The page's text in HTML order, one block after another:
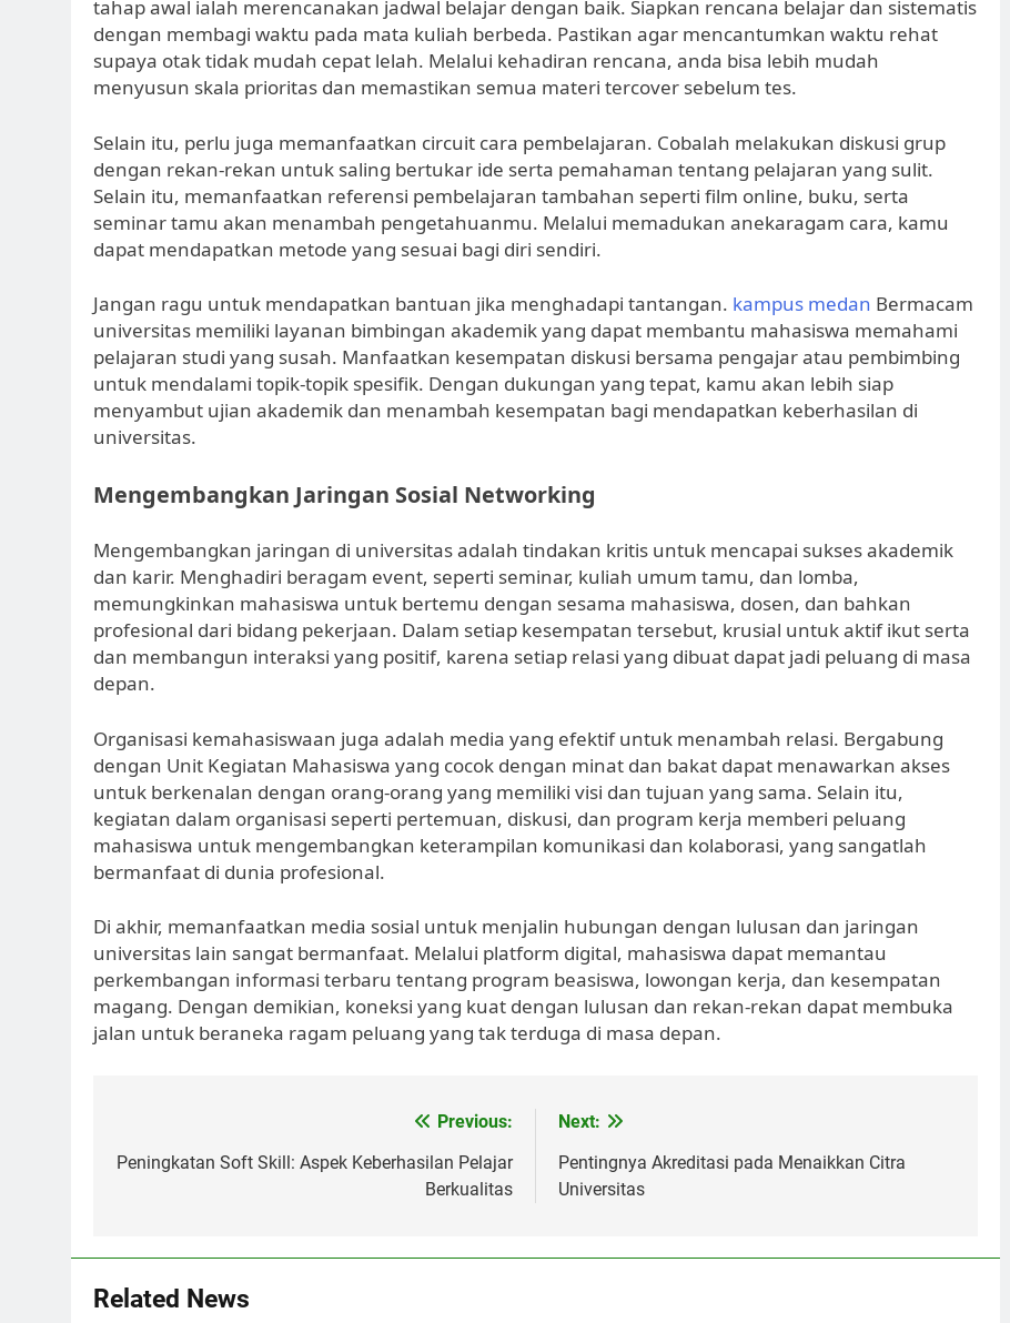
tahap awal ialah merencanakan jadwal belajar dengan baik. Siapkan rencana belajar dan sistematis
dengan membagi waktu pada mata kuliah berbeda. Pastikan agar mencantumkan waktu rehat
supaya otak tidak mudah cepat lelah. Melalui kehadiran rencana, anda bisa lebih mudah
menyusun skala prioritas dan memastikan semua materi tercover sebelum tes.
Selain itu, perlu juga memanfaatkan circuit cara pembelajaran. Cobalah melakukan diskusi grup
dengan rekan-rekan untuk saling bertukar ide serta pemahaman tentang pelajaran yang sulit.
Selain itu, memanfaatkan referensi pembelajaran tambahan seperti film online, buku, serta
seminar tamu akan menambah pengetahuanmu. Melalui memadukan anekaragam cara, kamu
dapat mendapatkan metode yang sesuai bagi diri sendiri.
Jangan ragu untuk mendapatkan bantuan jika menghadapi tantangan. kampus medan Bermacam
universitas memiliki layanan bimbingan akademik yang dapat membantu mahasiswa memahami
pelajaran studi yang susah. Manfaatkan kesempatan diskusi bersama pengajar atau pembimbing
untuk mendalami topik-topik spesifik. Dengan dukungan yang tepat, kamu akan lebih siap
menyambut ujian akademik dan menambah kesempatan bagi mendapatkan keberhasilan di
universitas.
Mengembangkan Jaringan Sosial Networking
Mengembangkan jaringan di universitas adalah tindakan kritis untuk mencapai sukses akademik
dan karir. Menghadiri beragam event, seperti seminar, kuliah umum tamu, dan lomba,
memungkinkan mahasiswa untuk bertemu dengan sesama mahasiswa, dosen, dan bahkan
profesional dari bidang pekerjaan. Dalam setiap kesempatan tersebut, krusial untuk aktif ikut serta
dan membangun interaksi yang positif, karena setiap relasi yang dibuat dapat jadi peluang di masa
depan.
Organisasi kemahasiswaan juga adalah media yang efektif untuk menambah relasi. Bergabung
dengan Unit Kegiatan Mahasiswa yang cocok dengan minat dan bakat dapat menawarkan akses
untuk berkenalan dengan orang-orang yang memiliki visi dan tujuan yang sama. Selain itu,
kegiatan dalam organisasi seperti pertemuan, diskusi, dan program kerja memberi peluang
mahasiswa untuk mengembangkan keterampilan komunikasi dan kolaborasi, yang sangatlah
bermanfaat di dunia profesional.
Di akhir, memanfaatkan media sosial untuk menjalin hubungan dengan lulusan dan jaringan
universitas lain sangat bermanfaat. Melalui platform digital, mahasiswa dapat memantau
perkembangan informasi terbaru tentang program beasiswa, lowongan kerja, dan kesempatan
magang. Dengan demikian, koneksi yang kuat dengan lulusan dan rekan-rekan dapat membuka
jalan untuk beraneka ragam peluang yang tak terduga di masa depan.
navigation
Previous:
Peningkatan Soft Skill: Aspek Keberhasilan Pelajar
Berkualitas
Next:
Pentingnya Akreditasi pada Menaikkan Citra
Universitas
Related News